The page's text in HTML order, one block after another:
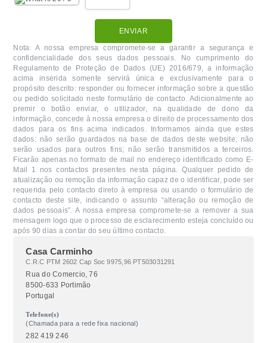
Casa Carminho
C.R.C PTM 2602 Cap Soc 9975,96 PT503031291
Rua do Comercio, 76
8500-633 Portimão
Portugal
Telefone(s)
(Chamada para a rede fixa nacional)
282 419 246
ENVIAR
Nota: A nossa empresa compromete-se a garantir a segurança e
confidencialidade dos seus dados pessoais. No cumprimento do
Regulamento de Proteção de Dados (UE) 2016/679, a informação
acima inserida somente servirá única e exclusivamente para o
propósito descrito: responder ou fornecer informação sobre a questão
ou pedido solicitado neste formulário de contacto. Adicionalmente ao
premir o botão enviar, o utilizador, na qualidade de dono da
informação, concede à nossa empresa o direito de processamento dos
dados para os fins acima indicados. Informamos ainda que estes
dados: não serão guardados na base de dados deste website; não
serão usados para outros fins; não serão transmitidos a terceiros.
Ficarão apenas no formato de mail no endereço identificado como E-
Mail 1 nos contactos presentes nesta página. Qualquer pedido de
atualização ou remoção da informação capaz de o identificar, pode ser
requerida pelo contacto direto à empresa ou usando o formulário de
contacto deste site, indicando o assunto “alteração ou remoção de
dados pessoais”. A nossa empresa compromete-se a remover a sua
mensagem logo que o processo de esclarecimento esteja concluído ou
após 90 dias a contar do seu último contacto.